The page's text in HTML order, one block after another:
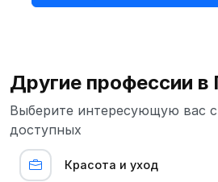
Другие профессии в
Выберите интересующую вас
доступных
Красота и уход